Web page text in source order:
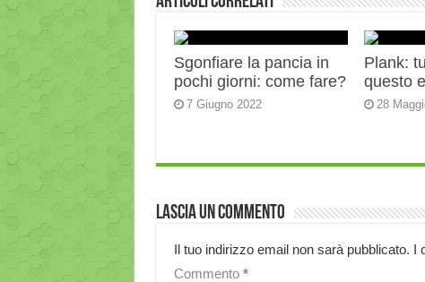
Sgonfiare la pancia in
pochi giorni: come fare?
7 Giugno 2022
Plank:
questo
28
Lascia un commento
Il tuo indirizzo email non sarà pubblicato. I
Commento *